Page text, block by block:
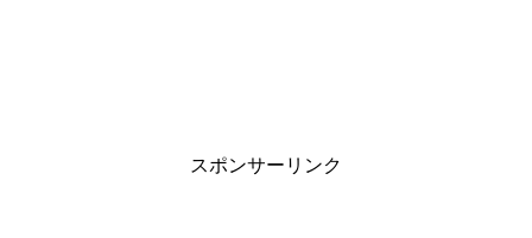
スポンサーリンク